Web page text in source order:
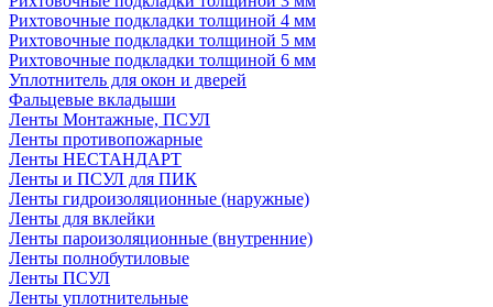
Рихтовочные подкладки толщиной 4 мм
Рихтовочные подкладки толщиной 5 мм
Рихтовочные подкладки толщиной 6 мм
Уплотнитель для окон и дверей
Фальцевые вкладыши
Ленты Монтажные, ПСУЛ
Ленты противопожарные
Ленты НЕСТАНДАРТ
Ленты и ПСУЛ для ПИК
Ленты гидроизоляционные (наружные)
Ленты для вклейки
Ленты пароизоляционные (внутренние)
Ленты полнобутиловые
Ленты ПСУЛ
Ленты уплотнительные